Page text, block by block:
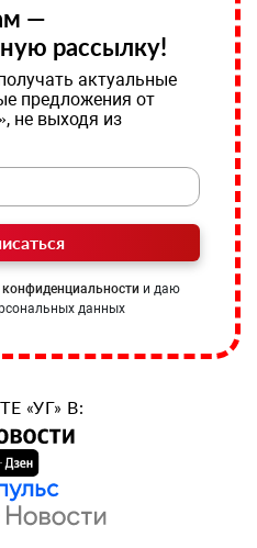
—
рассылку!
актуальные
предложения от
не выходя из
и даю
данных
«УГ» В: